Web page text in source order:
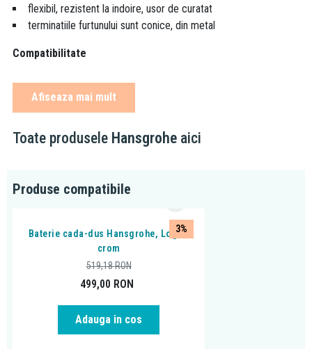
flexibil, rezistent la indoire, usor de curatat
terminatiile furtunului sunt conice, din metal
Compatibilitate
este recomandata asocierea cu orice tip de baterie de dus
sau cada-dus
Afiseaza mai mult
Toate produsele Hansgrohe aici
Produse compatibile
3%
Baterie cada-dus Hansgrohe, Logis,
crom
499,00 RON
519,18RON
Adauga in cos